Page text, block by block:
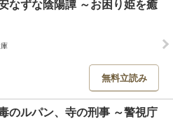
なずな陰陽譚 ～お困り姫を癒
無料立読み
のルパン、寺の刑事 ～警視庁